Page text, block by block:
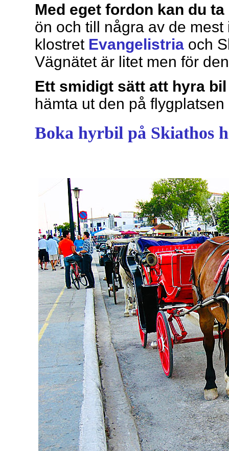
Med eget fordon kan du
ön och till några av de
klostret Evangelistria och
Vägnätet är litet men för
Ett smidigt sätt att hyra
hämta ut den på
Boka hyrbil på Skiathos